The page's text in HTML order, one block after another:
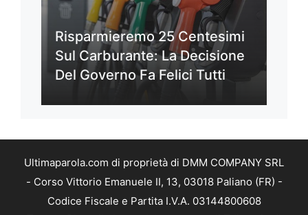
Risparmieremo 25 Centesimi
Sul Carburante: La Decisione
Del Governo Fa Felici Tutti
Ultimaparola.com di proprietà di DMM COMPANY SRL
- Corso Vittorio Emanuele II, 13, 03018 Paliano (FR) -
Codice Fiscale e Partita I.V.A. 03144800608